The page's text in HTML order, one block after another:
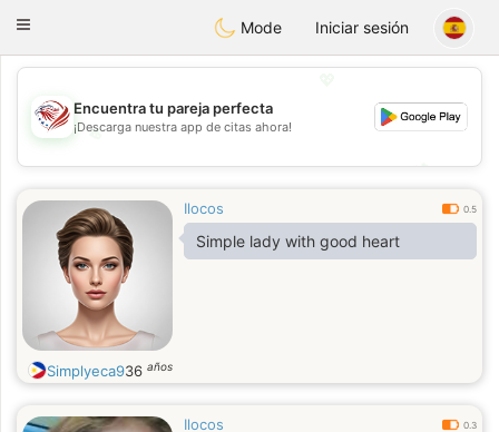
StatesDating
Toggle
Mode Iniciar sesión
💖
💕
Encuentra tu pareja perfecta
¡Descarga nuestra app de citas ahora!
Ilocos 0.5
Simple lady with good heart
Simplyeca936 años
Ilocos 0.3